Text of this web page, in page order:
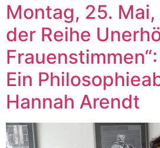
Montag, 25.
der Reihe
Ein
Hannah Arendt